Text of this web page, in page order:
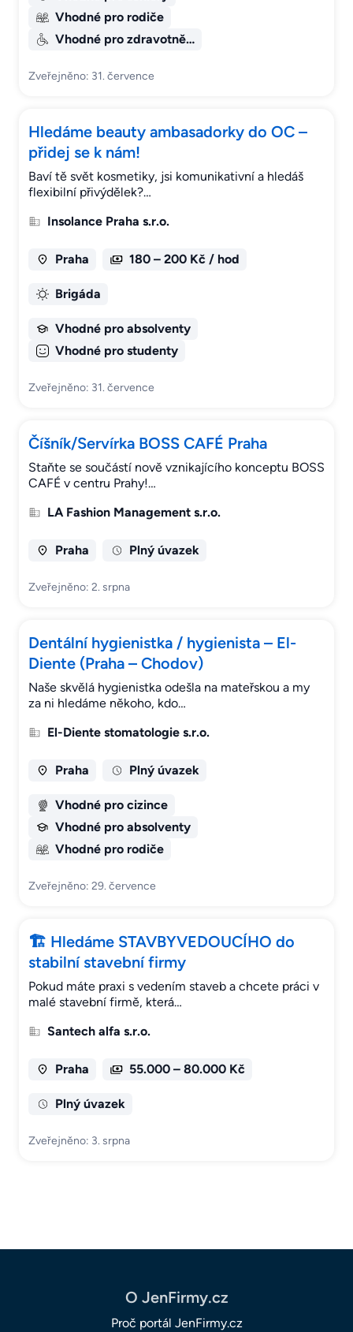
Vhodné pro rodiče
Vhodné pro zdravotně…
Zveřejněno: 31. července
Hledáme beauty ambasadorky do OC –
přidej se k nám!
Baví tě svět kosmetiky, jsi komunikativní a hledáš
flexibilní přivýdělek?…
Insolance Praha s.r.o.
Praha 180 – 200 Kč / hod
Brigáda
Vhodné pro absolventy
Vhodné pro studenty
Zveřejněno: 31. července
Číšník/Servírka BOSS CAFÉ Praha
Staňte se součástí nově vznikajícího konceptu BOSS
CAFÉ v centru Prahy!…
LA Fashion Management s.r.o.
Praha Plný úvazek
Zveřejněno: 2. srpna
Dentální hygienistka / hygienista – El-
Diente (Praha – Chodov)
Naše skvělá hygienistka odešla na mateřskou a my
za ni hledáme někoho, kdo…
El-Diente stomatologie s.r.o.
Praha Plný úvazek
Vhodné pro cizince
Vhodné pro absolventy
Vhodné pro rodiče
Zveřejněno: 29. července
🏗 Hledáme STAVBYVEDOUCÍHO do
stabilní stavební firmy
Pokud máte praxi s vedením staveb a chcete práci v
malé stavební firmě, která…
Santech alfa s.r.o.
Praha 55.000 – 80.000 Kč
Plný úvazek
Zveřejněno: 3. srpna
O JenFirmy.cz
Proč portál JenFirmy.cz